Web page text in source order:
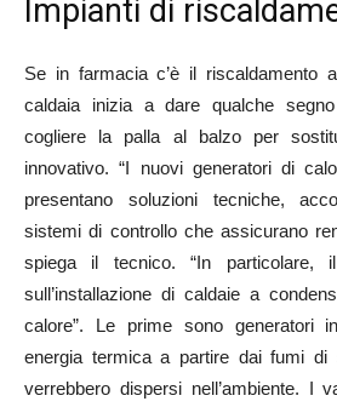
Impianti di
Se in farmacia c’è il riscaldamento
caldaia inizia a dare qualche
cogliere la palla al balzo per
innovativo. “I nuovi generatori di
presentano soluzioni tecniche,
sistemi di controllo che assicurano
spiega il tecnico. “In particolare,
sull’installazione di caldaie a
calore”. Le prime sono generatori
energia termica a partire dai fumi di
verrebbero dispersi nell’ambiente. I